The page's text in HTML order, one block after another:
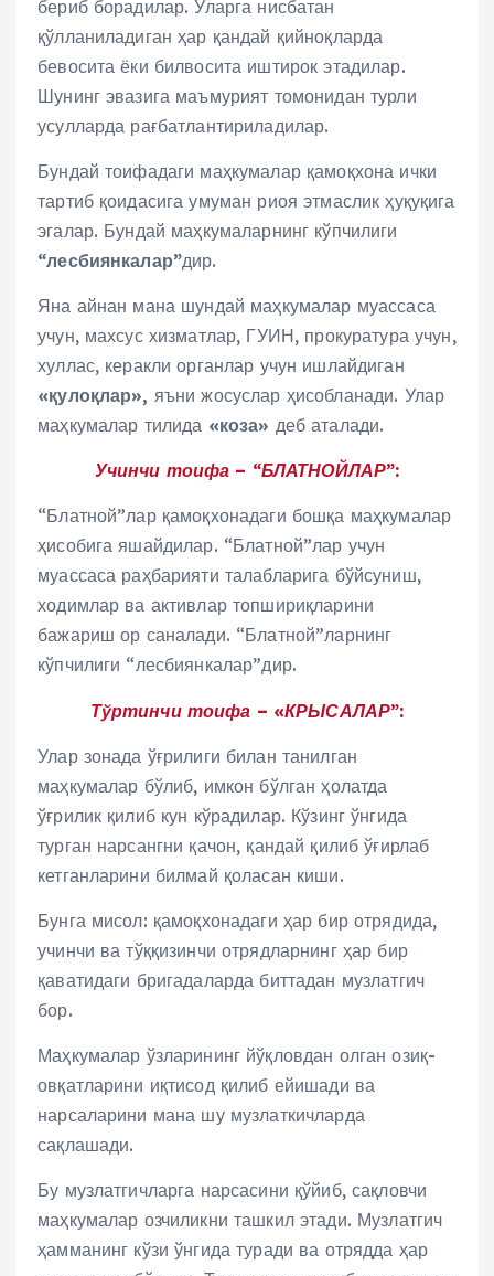
бериб борадилар. Уларга нисбатан
қўлланиладиган ҳар қандай қийноқларда
бевосита ёки билвосита иштирок этадилар.
Шунинг эвазига маъмурият томонидан турли
усулларда рағбатлантириладилар.
Бундай тоифадаги маҳкумалар қамоқхона ички
тартиб қоидасига умуман риоя этмаслик ҳуқуқига
эгалар. Бундай маҳкумаларнинг кўпчилиги
“лесбиянкалар”дир.
Яна айнан мана шундай маҳкумалар муассаса
учун, махсус хизматлар, ГУИН, прокуратура учун,
хуллас, керакли органлар учун ишлайдиган
«қулоқлар», яъни жосуслар ҳисобланади. Улар
маҳкумалар тилида «коза» деб аталади.
Учинчи тоифа – “БЛАТНОЙЛАР”:
“Блатной”лар қамоқхонадаги бошқа маҳкумалар
ҳисобига яшайдилар. “Блатной”лар учун
муассаса раҳбарияти талабларига бўйсуниш,
ходимлар ва активлар топшириқларини
бажариш ор саналади. “Блатной”ларнинг
кўпчилиги “лесбиянкалар”дир.
Тўртинчи тоифа – «КРЫСАЛАР”:
Улар зонада ўғрилиги билан танилган
маҳкумалар бўлиб, имкон бўлган ҳолатда
ўғрилик қилиб кун кўрадилар. Кўзинг ўнгида
турган нарсангни қачон, қандай қилиб ўғирлаб
кетганларини билмай қоласан киши.
Бунга мисол: қамоқхонадаги ҳар бир отрядида,
учинчи ва тўққизинчи отрядларнинг ҳар бир
қаватидаги бригадаларда биттадан музлатгич
бор.
Маҳкумалар ўзларининг йўқловдан олган озиқ-
овқатларини иқтисод қилиб ейишади ва
нарсаларини мана шу музлаткичларда
сақлашади.
Бу музлатгичларга нарсасини қўйиб, сақловчи
маҳкумалар озчиликни ташкил этади. Музлатгич
ҳамманинг кўзи ўнгида туради ва отрядда ҳар